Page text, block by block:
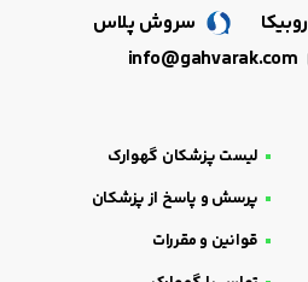
روبیکا
سروش پلاس
لیست پزشکان گهوارک
پرسش و پاسخ از پزشکان
قوانین و مقررات